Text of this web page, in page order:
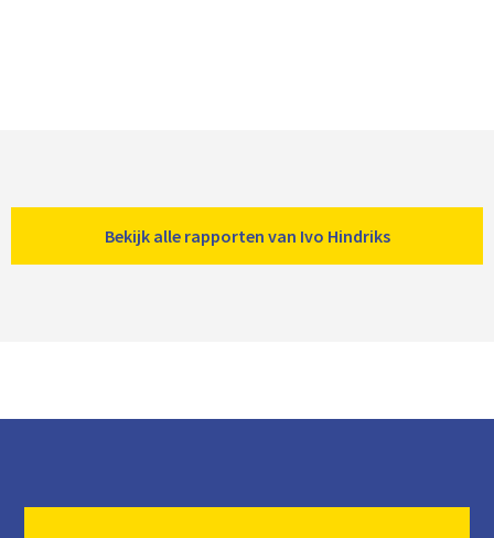
Bekijk alle rapporten van Ivo Hindriks